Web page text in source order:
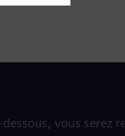
vous serez